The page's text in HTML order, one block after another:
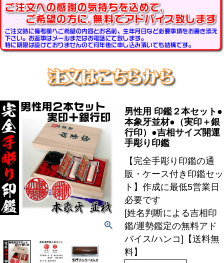
男性用 印鑑２本セット●
本象牙並材●（実印＋銀
行印）●吉相サイズ開運
手彫り印鑑
【完全手彫り印鑑の通
販・ケース付き印鑑セッ
ト】作成に最低5営業日
必要です
[姓名判断による吉相印
鑑/運勢鑑定の無料アド
バイス/ハンコ]【送料無
料】